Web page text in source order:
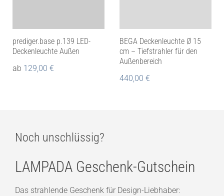
prediger.base p.139 LED-
Deckenleuchte Außen
ab 129,00 €
BEGA Deckenleuchte Ø 15
cm – Tiefstrahler für den
Außenbereich
440,00 €
Noch unschlüssig?
LAMPADA Geschenk-Gutschein
Das strahlende Geschenk für Design-Liebhaber: